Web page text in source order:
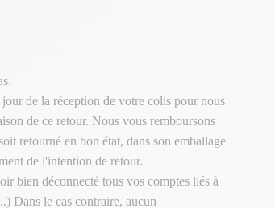
de la réception de votre colis pour nous
de ce retour. Nous vous remboursons
retourné en bon état, dans son emballage
de l'intention de retour.
bien déconnecté tous vos comptes liés à
Dans le cas contraire, aucun